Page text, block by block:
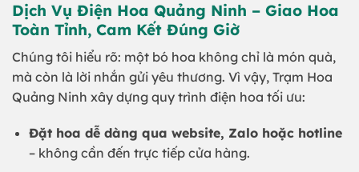
Dịch Vụ Điện Hoa Quảng Ninh – Giao Hoa
Toàn Tỉnh, Cam Kết Đúng Giờ
Chúng tôi hiểu rõ: một bó hoa không chỉ là món quà,
mà còn là lời nhắn gửi yêu thương. Vì vậy, Trạm Hoa
Quảng Ninh xây dựng quy trình điện hoa tối ưu:
Đặt hoa dễ dàng qua website, Zalo hoặc hotline
– không cần đến trực tiếp cửa hàng.